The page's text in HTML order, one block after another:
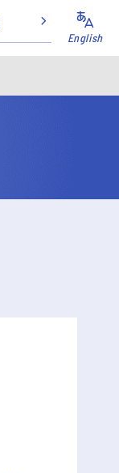
English